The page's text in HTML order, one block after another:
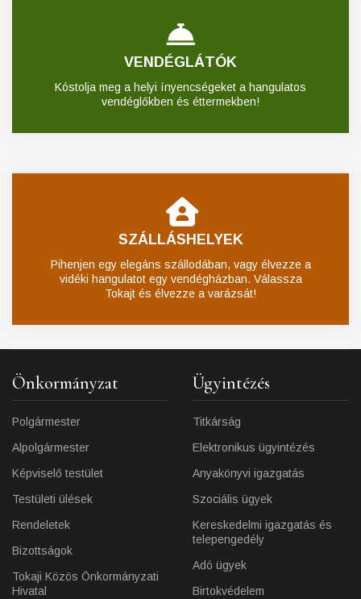
VENDÉGLÁTÓK
Kóstolja meg a helyi ínyencségeket a hangulatos
vendéglőkben és éttermekben!
SZÁLLÁSHELYEK
Pihenjen egy elegáns szállodában, vagy élvezze a
vidéki hangulatot egy vendégházban. Válassza
Tokajt és élvezze a varázsát!
Önkormányzat
Polgármester
Alpolgármester
Képviselő testület
Testületi ülések
Rendeletek
Bizottságok
Tokaji Közös Önkormányzati
Hivatal
Ügyintézés
Titkárság
Elektronikus ügyintézés
Anyakönyvi igazgatás
Szociális ügyek
Kereskedelmi igazgatás és
telepengedély
Adó ügyek
Birtokvédelem